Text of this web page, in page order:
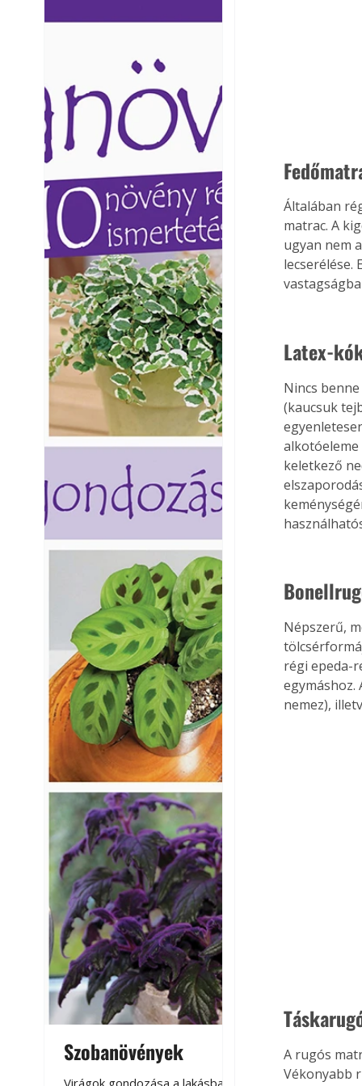
Szobanövények
Virágoskert:
teraszon,
Általában
matrac. A
ugyan nem
lecserélése.
Latex-
Nincs
(kaucsuk
alkotóeleme
keletkező
Népszerű,
régi epeda-
egymáshoz.
nemez),
A rugós
Vékonyabb